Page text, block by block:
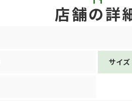
店舗の詳
サイズ